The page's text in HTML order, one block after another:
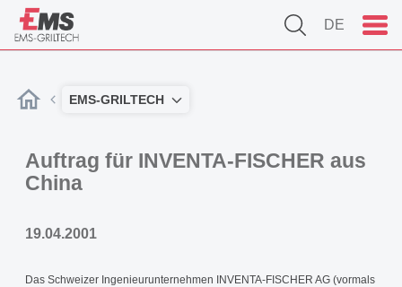
DE
EMS-GRILTECH
Auftrag für INVENTA-FISCHER aus
China
19.04.2001
Das Schweizer Ingenieurunternehmen INVENTA-FISCHER AG (vormals